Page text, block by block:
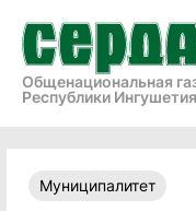
Общенациональная
Республики Ингушетия
Муниципалитет